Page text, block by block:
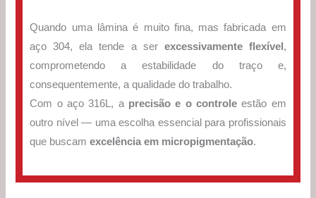
Quando uma lâmina é muito fina, mas fabricada em
aço 304, ela tende a ser excessivamente flexível ,
comprometendo a estabilidade do traço e,
consequentemente, a qualidade do trabalho.
Com o aço 316L, a precisão e o controleestão em
outro nível — uma escolha essencial para profissionais
que buscamexcelência em micropigmentação.